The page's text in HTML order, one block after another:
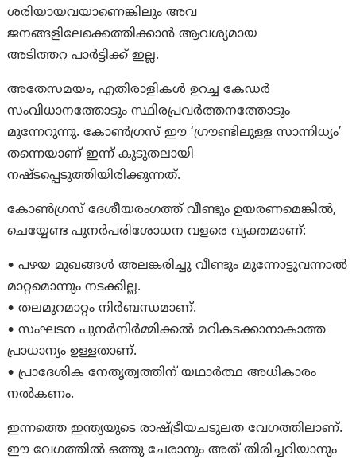
ശരിയായവയാണെങ്കിലും അവ
ജനങ്ങളിലേക്കെത്തിക്കാൻ ആവശ്യമായ
അടിത്തറ പാർട്ടിക്ക് ഇല്ല.
അതേസമയം, എതിരാളികൾ ഉറച്ച കേഡർ
സംവിധാനത്തോടും സ്ഥിരപ്രവർത്തനത്തോടും
മുന്നേറുന്നു. കോൺഗ്രസ് ഈ ‘ഗ്രൗണ്ടിലുള്ള സാന്നിധ്യം’
തന്നെയാണ് ഇന്ന് കൂടുതലായി
നഷ്ടപ്പെടുത്തിയിരിക്കുന്നത്.
കോൺഗ്രസ് ദേശീയരംഗത്ത് വീണ്ടും ഉയരണമെങ്കിൽ,
ചെയ്യേണ്ട പുനർപരിശോധന വളരെ വ്യക്തമാണ്:
• പഴയ മുഖങ്ങൾ അലങ്കരിച്ചു വീണ്ടും മുന്നോട്ടുവന്നാൽ
മാറ്റമൊന്നും നടക്കില്ല.
• തലമുറമാറ്റം നിർബന്ധമാണ്.
• സംഘടന പുനർനിർമ്മിക്കൽ മറികടക്കാനാകാത്ത
പ്രാധാന്യം ഉള്ളതാണ്.
• പ്രാദേശിക നേതൃത്വത്തിന് യഥാർത്ഥ അധികാരം
നൽകണം.
ഇന്നത്തെ ഇന്ത്യയുടെ രാഷ്ട്രീയചടുലത വേഗത്തിലാണ്.
ഈ വേഗത്തിൽ ഒത്തു ചേരാനും അത് തിരിച്ചറിയാനും